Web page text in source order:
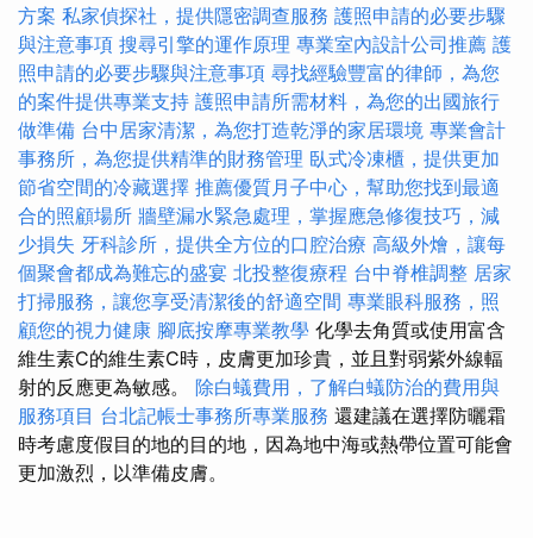
方案 私家偵探社，提供隱密調查服務 護照申請的必要步驟
與注意事項 搜尋引擎的運作原理 專業室內設計公司推薦 護
照申請的必要步驟與注意事項 尋找經驗豐富的律師，為您
的案件提供專業支持 護照申請所需材料，為您的出國旅行
做準備 台中居家清潔，為您打造乾淨的家居環境 專業會計
事務所，為您提供精準的財務管理 臥式冷凍櫃，提供更加
節省空間的冷藏選擇 推薦優質月子中心，幫助您找到最適
合的照顧場所 牆壁漏水緊急處理，掌握應急修復技巧，減
少損失 牙科診所，提供全方位的口腔治療 高級外燴，讓每
個聚會都成為難忘的盛宴 北投整復療程 台中脊椎調整 居家
打掃服務，讓您享受清潔後的舒適空間 專業眼科服務，照
顧您的視力健康 腳底按摩專業教學 化學去角質或使用富含
維生素C的維生素C時，皮膚更加珍貴，並且對弱紫外線輻
射的反應更為敏感。 除白蟻費用，了解白蟻防治的費用與
服務項目 台北記帳士事務所專業服務 還建議在選擇防曬霜
時考慮度假目的地的目的地，因為地中海或熱帶位置可能會
更加激烈，以準備皮膚。